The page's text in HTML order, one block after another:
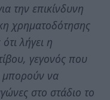
την επικίνδυνη
χρηματοδότησης
λήγει η
γεγονός που
μπορούν να
στο στάδιο το